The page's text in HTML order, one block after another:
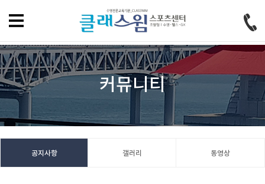
커뮤니티
공지사항 갤러리 동영상